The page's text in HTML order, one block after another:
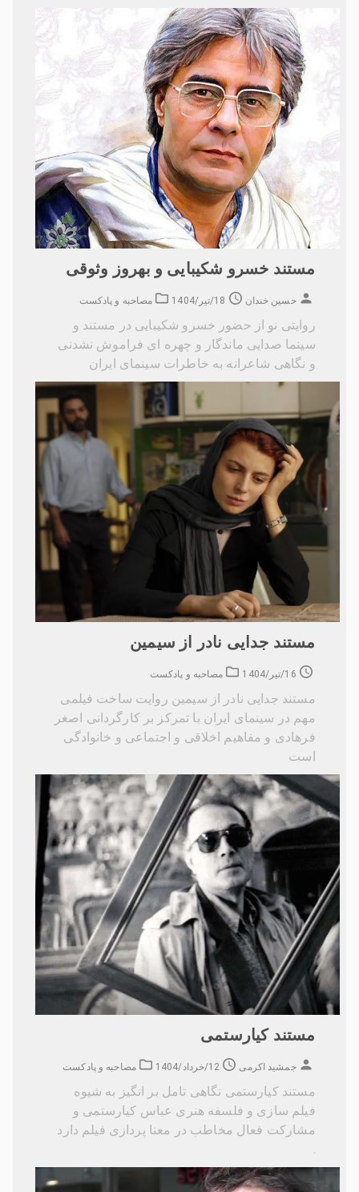
مستند خسرو شکیبایی و بهروز وثوقی
حسین خندان 18/تیر/1404 مصاحبه و پادکست
روایتی نو از حضور خسرو شکیبایی در مستند و
سینما صدایی ماندگار و چهره ای فراموش نشدنی
و نگاهی شاعرانه به خاطرات سینمای ایران
مستند جدایی نادر از سیمین
16/تیر/1404 مصاحبه و پادکست
مستند جدایی نادر از سیمین روایت ساخت فیلمی
مهم در سینمای ایران با تمرکز بر کارگردانی اصغر
فرهادی و مفاهیم اخلاقی و اجتماعی و خانوادگی
است
مستند کیارستمی
جمشید اکرمی 12/خرداد/1404 مصاحبه و پادکست
مستند کیارستمی نگاهی تامل بر انگیز به شیوه
فیلم سازی و فلسفه هنری عباس کیارستمی و
مشارکت فعال مخاطب در معنا پردازی فیلم دارد
.